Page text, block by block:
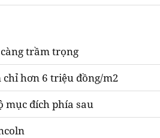
trầm trọng
hơn 6 triệu đồng/m2
mục đích phía sau